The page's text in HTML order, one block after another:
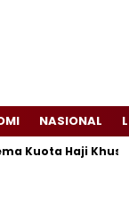
NASIONAL
Kuota Haji